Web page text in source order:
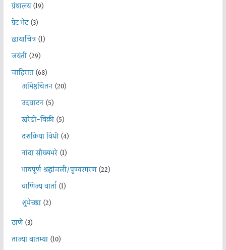
ग्रंथालय(19)
ग्रेट भेट(3)
छायाचित्र(1)
जयंती(29)
जाहिरात(68)
अभिष्ठचिंतन(20)
उदघाटन(5)
खरेदी-विक्री(5)
दशक्रिया विधी(4)
नांदा सौख्यभरे(1)
भावपूर्ण श्रद्धांजली/पुण्यस्मरण(22)
वाणिज्य वार्ता(1)
शुभेच्छा(2)
ठाणे(3)
ताज्या बातम्या(10)